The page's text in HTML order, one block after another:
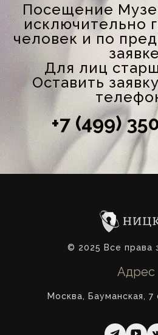
Посещение
исключительно
человек и по
Для лиц
Оставить
+7 (499)
© 2025 Все права
Адрес
Москва, Бауманская, 7